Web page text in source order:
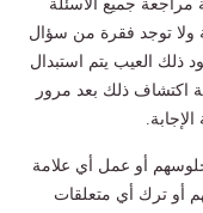
مراجعة جميع الأسئلة
ولا توجد فقرة من سؤال
العيب يتم استبدال
اكتشاف ذلك بعد مرور
أو عمل أي علامة
أو ترك أي متعلقات